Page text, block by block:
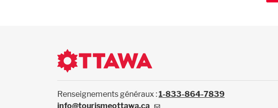
Renseignements généraux :1-833-864-7839
info@tourismeottawa.ca